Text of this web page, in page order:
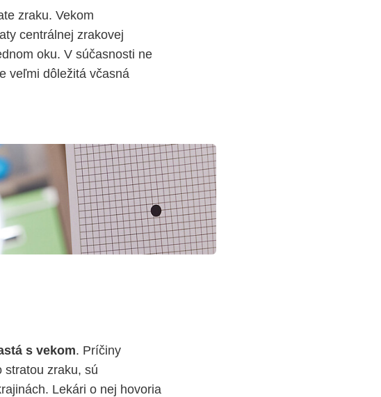
zraku. Vekom
centrálnej zrakovej
oku. V súčasnosti ne
veľmi dôležitá včasná
s vekom. Príčiny
stratou zraku, sú
Lekári o nej hovoria